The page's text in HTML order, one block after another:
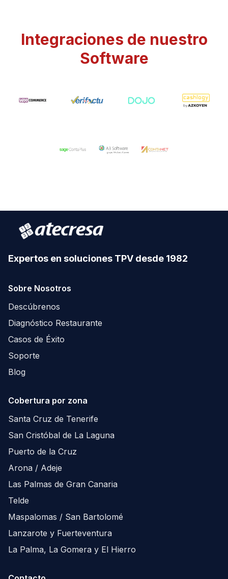
Integraciones de nuestro
Software
Expertos en soluciones TPV desde 1982
Sobre Nosotros
Descúbrenos
Diagnóstico Restaurante
Casos de Éxito
Soporte
Blog
Cobertura por zona
Santa Cruz de Tenerife
San Cristóbal de La Laguna
Puerto de la Cruz
Arona / Adeje
Las Palmas de Gran Canaria
Telde
Maspalomas / San Bartolomé
Lanzarote y Fuerteventura
La Palma, La Gomera y El Hierro